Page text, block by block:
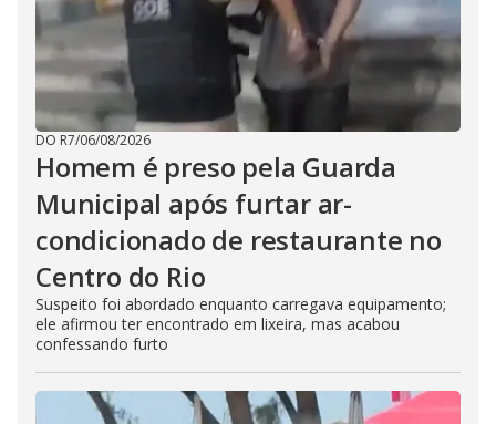
DO R7/06/08/2026
Homem é preso pela Guarda
Municipal após furtar ar-
condicionado de restaurante no
Centro do Rio
Suspeito foi abordado enquanto carregava equipamento;
ele afirmou ter encontrado em lixeira, mas acabou
confessando furto